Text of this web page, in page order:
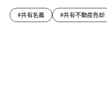
#共有名義 #共有不動産売却